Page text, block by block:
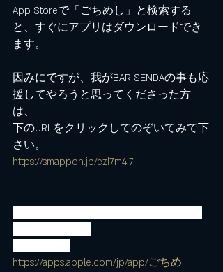
App Storeで「ごちめし」と検索する
と、すぐにアプリはダウンロードでき
ます。
因みにですが、我がBAR SENDAの事も応
援してやろうと思ってくださった方
は、
下のURLをクリックしてのぞいてみて下
さい。
https://smappon.jp/ezl7m4i7
https://apps.apple.com/jp/app/ごちめ